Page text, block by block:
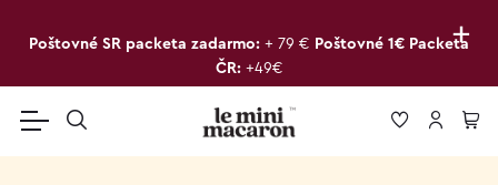
+
Poštovné SR packeta zadarmo: + 79 € Poštovné 1€ Packeta
ČR: +49€